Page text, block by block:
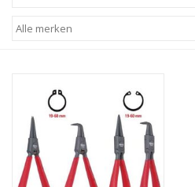
Automaterialen
Starten & laden
Diagnose & meten